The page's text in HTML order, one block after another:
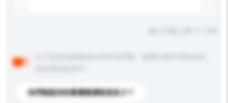
你們能提供的最優惠價格是多少？